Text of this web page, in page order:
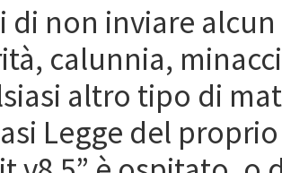
di non inviare
calunnia,
altro tipo di
Legge del